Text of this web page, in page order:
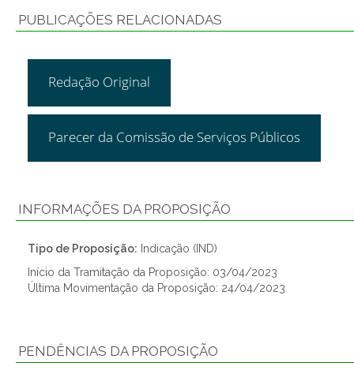
PUBLICAÇÕES RELACIONADAS
Redação Original
Parecer da Comissão de Serviços Públicos
INFORMAÇÕES DA PROPOSIÇÃO
Tipo de Proposição: Indicação (IND)
Início da Tramitação da Proposição: 03/04/2023
Última Movimentação da Proposição: 24/04/2023
PENDÊNCIAS DA PROPOSIÇÃO